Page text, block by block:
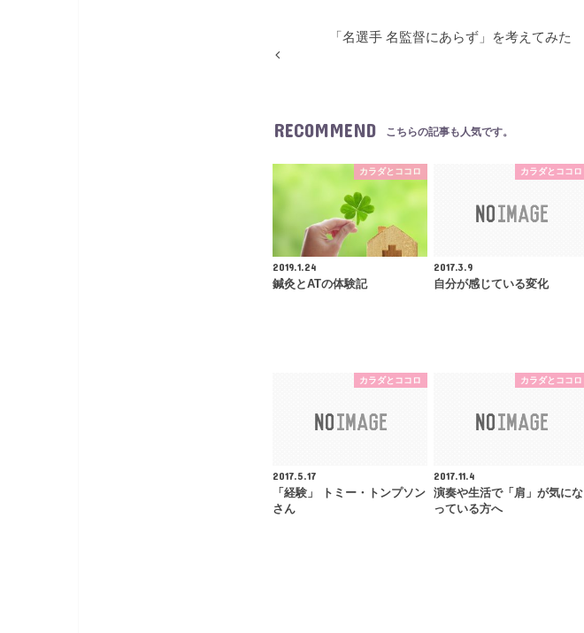
「名選手 名監督にあらず」を考えてみた
RECOMMEND こちらの記事も人気です。
カラダとココロ
2019.1.24
鍼灸とATの体験記
カラダとココロ
2017.3.9
自分が感じている変化
カラダとココロ
2017.5.17
「経験」 トミー・トンプソン
さん
カラダとココロ
2017.11.4
演奏や生活で「肩」が気にな
っている方へ